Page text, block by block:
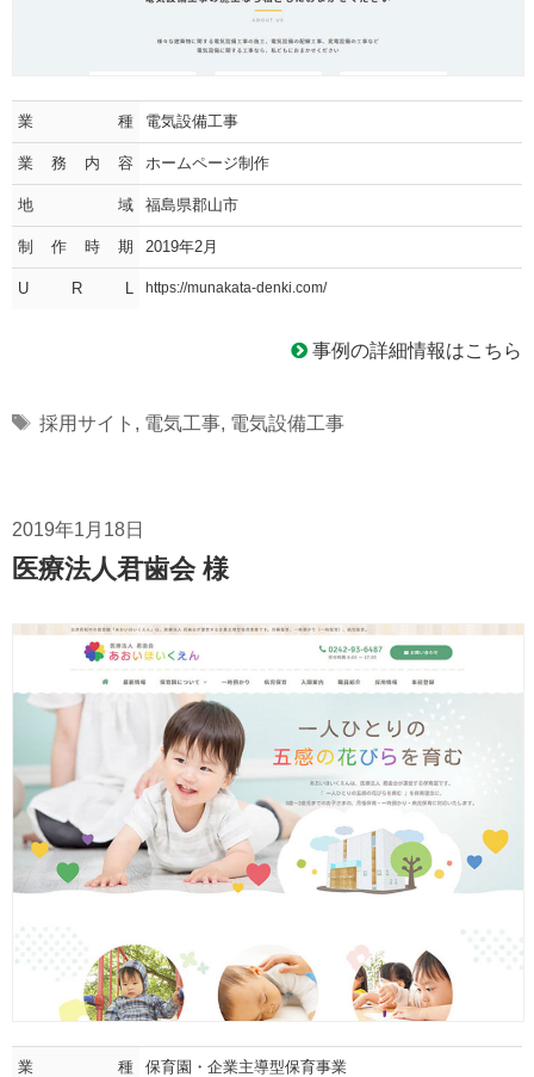
業種 電気設備工事
業務内容 ホームページ制作
地域 福島県郡山市
制作時期 2019年2月
U R L https://munakata-denki.com/
事例の詳細情報はこちら
Tags
採用サイト , 電気工事, 電気設備工事
2019年1月18日
医療法人君歯会 様
業種 保育園・企業主導型保育事業